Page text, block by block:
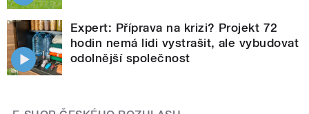
Expert: Příprava na krizi? Projekt 72
hodin nemá lidi vystrašit, ale vybudovat
odolnější společnost